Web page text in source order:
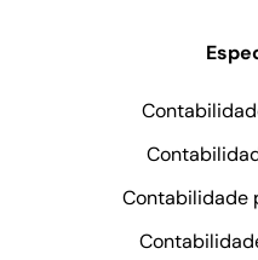
Contabilidade